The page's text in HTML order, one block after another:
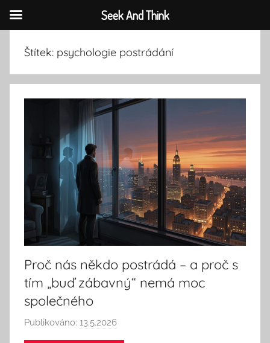
obsahu
Štítek: psychologie postrádání
Proč nás někdo postrádá – a proč s
tím „buď zábavný“ nemá moc
společného
Publikováno: 13.5.2026
u
Seek And Think